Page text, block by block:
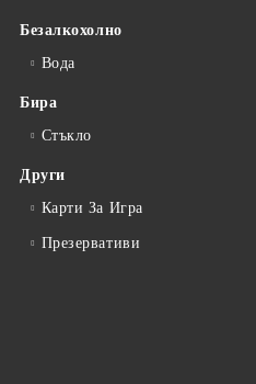
Безалкохолно
Вода
Бира
Стъкло
Други
Карти За Игра
Презервативи